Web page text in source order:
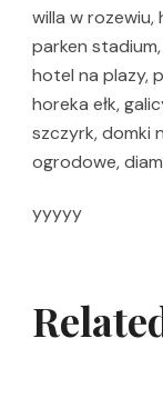
willa w
parken
hotel na plazy,
horeka ełk,
szczyrk, domki
ogrodowe,
yyyyy